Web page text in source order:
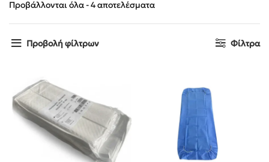
Προβάλλονται όλα - 4 αποτελέσματα
Προβολή φίλτρων Φίλτρα